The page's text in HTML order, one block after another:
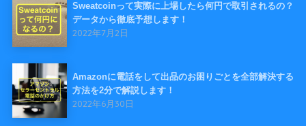
Sweatcoinって実際に上場したら何円で取引されるの？
データから徹底予想します！
2022年7月2日
Amazonに電話をして出品のお困りごとを全部解決する
方法を2分で解説します！
2022年6月30日